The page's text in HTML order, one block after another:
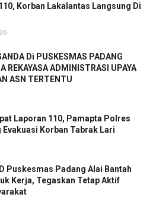
Korban Lakalantas Langsung Di
Di PUSKESMAS PADANG
REKAYASA ADMINISTRASI UPAYA
ASN TERTENTU
Laporan 110, Pamapta Polres
Evakuasi Korban Tabrak Lari
Puskesmas Padang Alai Bantah
Kerja, Tegaskan Tetap Aktif